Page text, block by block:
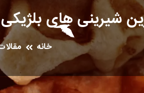
شیرینی های
خانه